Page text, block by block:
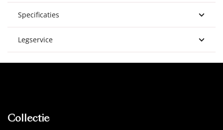
Specificaties
Legservice
Collectie